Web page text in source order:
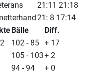
21:11 21:18
21: 8 17:14
Bälle
Diff.
102 - 85 + 17
105 - 103+ 2
94 - 94
+ 0